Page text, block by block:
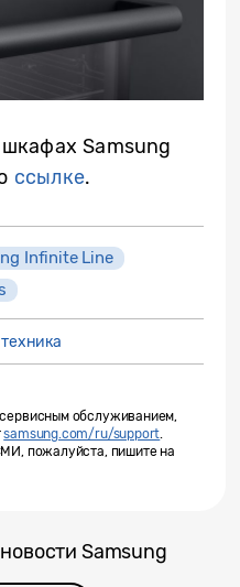
Samsung
ссылке.
Infinite Line
обслуживанием,
samsung.com/ru/support
пожалуйста, пишите на
Samsung